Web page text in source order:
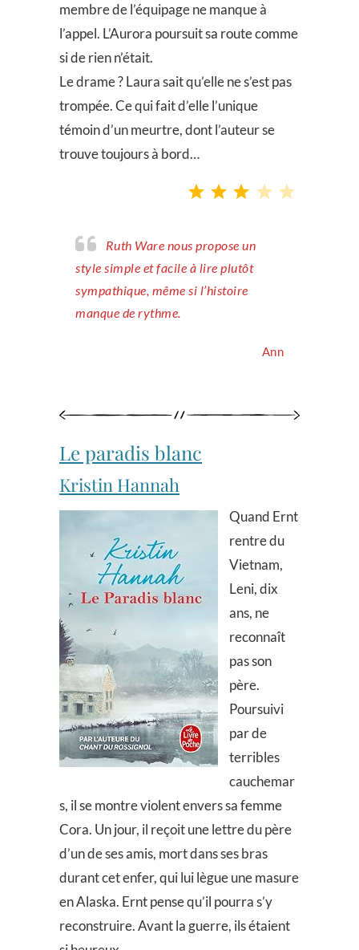
membre de l’équipage ne manque à
l’appel. L’Aurora poursuit sa route comme
si de rien n’était.
Le drame ? Laura sait qu’elle ne s’est pas
trompée. Ce qui fait d’elle l’unique
témoin d’un meurtre, dont l’auteur se
trouve toujours à bord…
Ruth Ware nous propose un
style simple et facile à lire plutôt
sympathique, même si l’histoire
manque de rythme.
Ann
Le paradis blanc
Kristin Hannah
Quand Ernt
rentre du
Vietnam,
Leni, dix
ans, ne
reconnaît
pas son
père.
Poursuivi
par de
terribles
cauchemar
s, il se montre violent envers sa femme
Cora. Un jour, il reçoit une lettre du père
d’un de ses amis, mort dans ses bras
durant cet enfer, qui lui lègue une masure
en Alaska. Ernt pense qu’il pourra s’y
reconstruire. Avant la guerre, ils étaient